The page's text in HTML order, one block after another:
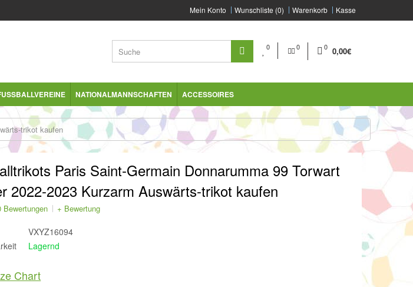
Mein Konto Wunschliste (0) Warenkorb Kasse
0 0 0 0,00€
NATIONALMANNSCHAFTEN ACCESSOIRES
trikot kaufen
Paris Saint-Germain Donnarumma 99 Torwart
2022-2023 Kurzarm Auswärts-trikot kaufen
Bewertungen + Bewertung
VXYZ16094
Lagernd
Chart